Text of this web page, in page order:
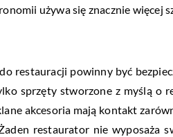
używa się znacznie więcej
restauracji powinny być
sprzęty stworzone z myślą o
akcesoria mają kontakt
restaurator nie wyposaża